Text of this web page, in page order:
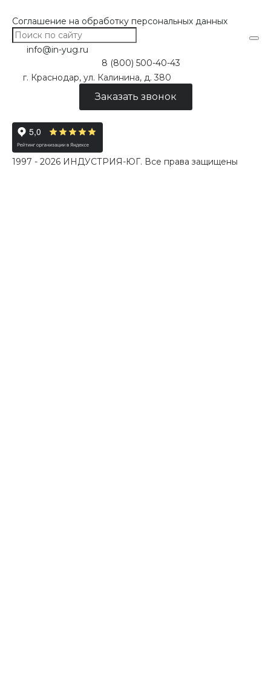
Соглашение на обработку персональных данных
info@in-yug.ru
8 (800) 500-40-43
г. Краснодар, ул. Калинина, д. 380
Заказать звонок
1997 - 2026 ИНДУСТРИЯ-ЮГ. Все права защищены